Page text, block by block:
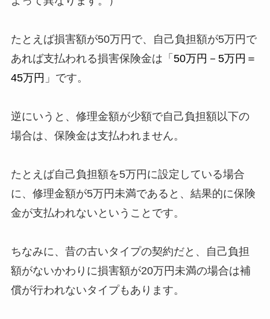
たとえば損害額が50万円で、自己負担額が5万円で
あれば支払われる損害保険金は「 50万円－5万円＝
45万円 」です。
逆にいうと、修理金額が少額で自己負担額以下の
場合は、保険金は支払われません。
たとえば自己負担額を5万円に設定している場合
に、修理金額が5万円未満であると、結果的に保険
金が支払われないということです。
ちなみに、昔の古いタイプの契約だと、自己負担
額がないかわりに損害額が20万円未満の場合は補
償が行われないタイプもあります。